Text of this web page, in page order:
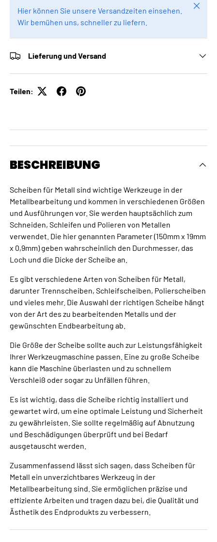
Hier können Sie unsere Versandzeiten einsehen.
Wir bemühen uns, schneller zu liefern.
Lieferung und Versand
Teilen:
BESCHREIBUNG
Scheiben für Metall sind wichtige Werkzeuge in der
Metallbearbeitung und kommen in verschiedenen Größen
und Ausführungen vor. Sie werden hauptsächlich zum
Schneiden, Schleifen und Polieren von Metallen
verwendet. Die hier genannten Parameter (150mm x 19mm
x 0,9mm) geben wahrscheinlich den Durchmesser, das
Loch und die Dicke der Scheibe an.
Es gibt verschiedene Arten von Scheiben für Metall,
darunter Trennscheiben, Schleifscheiben, Polierscheiben
und vieles mehr. Die Auswahl der richtigen Scheibe hängt
von der Art des zu bearbeitenden Metalls und der
gewünschten Endbearbeitung ab.
Die Größe der Scheibe sollte auch zur Leistungsfähigkeit
Ihrer Werkzeugmaschine passen. Eine zu große Scheibe
kann die Maschine überlasten und zu schnellem
Verschleiß oder sogar zu Unfällen führen.
Es ist wichtig, dass die Scheibe richtig installiert und
gewartet wird, um eine optimale Leistung und Sicherheit
zu gewährleisten. Sie sollte regelmäßig auf Abnutzung
und Beschädigungen überprüft und bei Bedarf
ausgetauscht werden.
Zusammenfassend lässt sich sagen, dass Scheiben für
Metall ein unverzichtbares Werkzeug in der
Metallbearbeitung sind. Sie ermöglichen präzise und
effiziente Arbeiten und tragen dazu bei, die Qualität und
Ästhetik des Endprodukts zu verbessern.